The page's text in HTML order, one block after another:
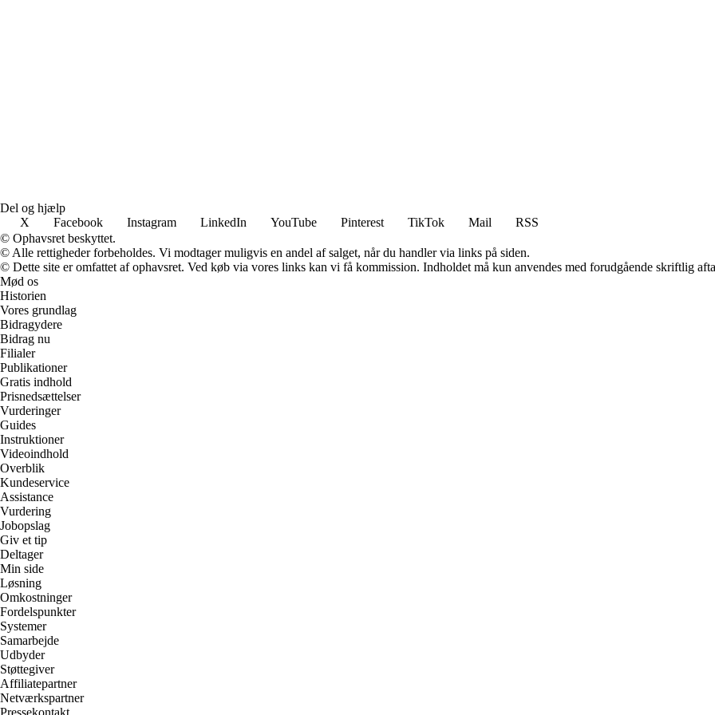
Del og hjælp
X
Facebook Instagram LinkedIn YouTube Pinterest TikTok Mail
RSS
© Ophavsret beskyttet.
© Alle rettigheder forbeholdes. Vi modtager muligvis en andel af salget, når du handler via links på siden.
© Dette site er omfattet af ophavsret. Ved køb via vores links kan vi få kommission. Indholdet må kun anvendes med forudgående skriftlig
Mød os
Historien
Vores grundlag
Bidragydere
Bidrag nu
Filialer
Publikationer
Gratis indhold
Prisnedsættelser
Vurderinger
Guides
Instruktioner
Videoindhold
Overblik
Kundeservice
Assistance
Vurdering
Jobopslag
Giv et tip
Deltager
Min side
Løsning
Omkostninger
Fordelspunkter
Systemer
Samarbejde
Udbyder
Støttegiver
Affiliatepartner
Netværkspartner
Pressekontakt